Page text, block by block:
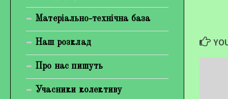
Матеріально-технічна база
Наш розклад
Про нас пишуть
Учасники колективу